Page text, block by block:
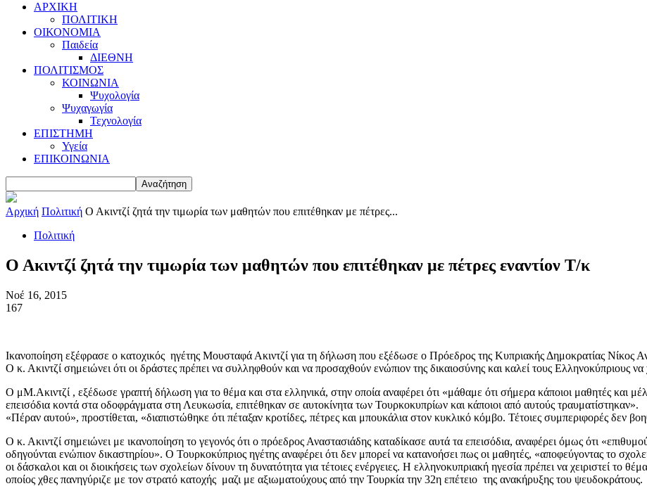
ΑΡΧΙΚΗ
ΠΟΛΙΤΙΚΗ
ΟΙΚΟΝΟΜΙΑ
Παιδεία
ΔΙΕΘΝΗ
ΠΟΛΙΤΙΣΜΟΣ
ΚΟΙΝΩΝΙΑ
Ψυχολογία
Ψυχαγωγία
Τεχνολογία
ΕΠΙΣΤΗΜΗ
Υγεία
ΕΠΙΚΟΙΝΩΝΙΑ
Αρχική Πολιτική Ο Ακιντζί ζητά την τιμωρία των μαθητών που επιτέθηκαν με πέτρες...
Πολιτική
Ο Ακιντζί ζητά την τιμωρία των μαθητών που επιτέθηκαν με πέτρες εναντίον Τ/κ
Νοέ 16, 2015
167
Ικανοποίηση εξέφρασε ο κατοχικός ηγέτης Μουσταφά Ακιντζί για τη δήλωση που εξέδωσε ο Πρόεδρος της Kυπριακής Δημοκρατίας Νίκος
Ο κ. Ακιντζί σημειώνει ότι οι δράστες πρέπει να συλληφθούν και να προσαχθούν ενώπιον της δικαιοσύνης και καλεί τους Ελληνοκύπριους
Ο μΜ.Ακιντζί , εξέδωσε γραπτή δήλωση για το θέμα και στα ελληνικά, στην οποία αναφέρει ότι «μάθαμε ότι σήμερα κάποιοι μαθητές
επεισόδια κοντά στα οδοφράγματα στη Λευκωσία, επιτέθηκαν σε αυτοκίνητα των Τουρκοκυπρίων και κάποιοι από αυτούς τραυματίστηκαν».
«Πέραν αυτού», προστίθεται, «διαπιστώθηκε ότι πέταξαν κροτίδες, πέτρες και μπουκάλια στον κυκλικό κόμβο. Τέτοιες συμπεριφορές δεν
Ο κ. Ακιντζί σημειώνει με ικανοποίηση το γεγονός ότι ο πρόεδρος Αναστασιάδης καταδίκασε αυτά τα επεισόδια, αναφέρει όμως ότι
οδηγούνται ενώπιον δικαστηρίου». Ο Τουρκοκύπριος ηγέτης αναφέρει ότι δεν μπορεί να κατανοήσει πως οι μαθητές, «αποφεύγοντας το
οι δάσκαλοι και οι διοικήσεις των σχολείων δίνουν τη δυνατότητα για τέτοιες ενέργειες. Η ελληνοκυπριακή ηγεσία πρέπει να χειριστεί το
οποίος χθες πανηγύριζε με τον στρατό κατοχής μαζι με αξιωματούχους από την Τουρκία την 32η επέτειο της ανακήρυξης του ψευδοκράτους.